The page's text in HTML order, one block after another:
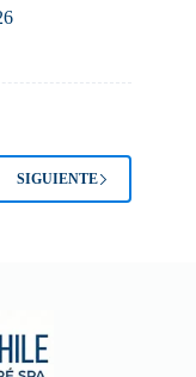
SIGUIENTE